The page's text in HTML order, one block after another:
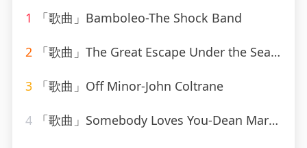
1 「歌曲」Bamboleo-The Shock Band
2 「歌曲」The Great Escape Under the Sea-We Are Scientists
3 「歌曲」Off Minor-John Coltrane
4 「歌曲」Somebody Loves You-Dean Martin